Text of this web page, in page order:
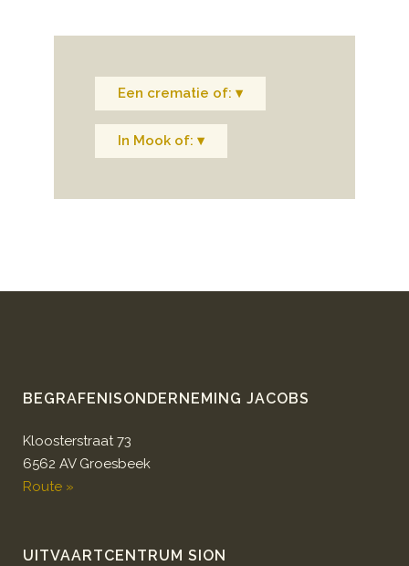
Een crematie of: ▾
In Mook of: ▾
BEGRAFENISONDERNEMING JACOBS
Kloosterstraat 73
6562 AV Groesbeek
Route »
UITVAARTCENTRUM SION